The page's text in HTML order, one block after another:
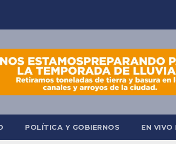
POLÍTICA Y GOBIERNOS EN VIVO